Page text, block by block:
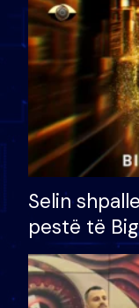
Selin
pestë të
çmimin e